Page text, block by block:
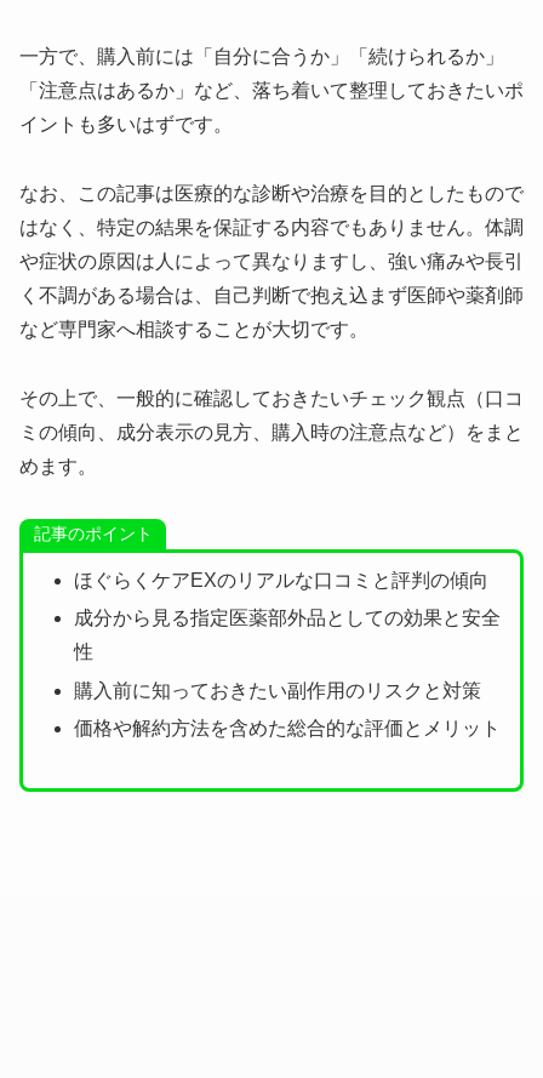
一方で、購入前には「自分に合うか」「続けられるか」
「注意点はあるか」など、落ち着いて整理しておきたいポ
イントも多いはずです。
なお、この記事は医療的な診断や治療を目的としたもので
はなく、特定の結果を保証する内容でもありません。体調
や症状の原因は人によって異なりますし、強い痛みや長引
く不調がある場合は、自己判断で抱え込まず医師や薬剤師
など専門家へ相談することが大切です。
その上で、一般的に確認しておきたいチェック観点（口コ
ミの傾向、成分表示の見方、購入時の注意点など）をまと
めます。
記事のポイント
ほぐらくケアEXのリアルな口コミと評判の傾向
成分から見る指定医薬部外品としての効果と安全
性
購入前に知っておきたい副作用のリスクと対策
価格や解約方法を含めた総合的な評価とメリット